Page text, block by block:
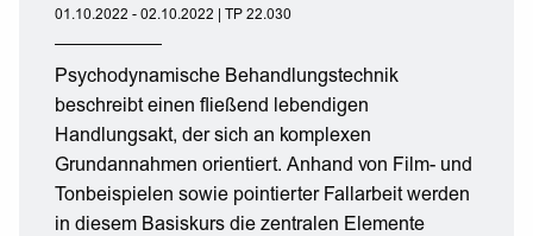
01.10.2022 - 02.10.2022 | TP 22.030
Psychodynamische Behandlungstechnik
beschreibt einen fließend lebendigen
Handlungsakt, der sich an komplexen
Grundannahmen orientiert. Anhand von Film- und
Tonbeispielen sowie pointierter Fallarbeit werden
in diesem Basiskurs die zentralen Elemente